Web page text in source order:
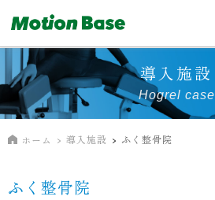
導入施設
Hogrel case
ホーム 導入施設 ふく整骨院
ふく整骨院